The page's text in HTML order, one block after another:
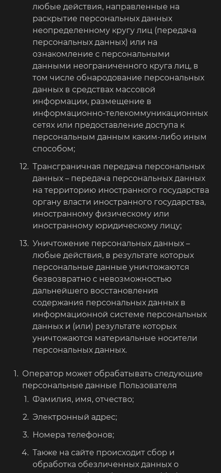
любые действия, направленные на
раскрытие персональных данных
неопределенному кругу лиц (передача
персональных данных) или на
ознакомление с персональными
данными неограниченного круга лиц, в
том числе обнародование персональных
данных в средствах массовой
информации, размещение в
информационно-телекоммуникационных
сетях или предоставление доступа к
персональным данным каким-либо иным
способом;
Трансграничная передача персональных
данных – передача персональных данных
на территорию иностранного государства
органу власти иностранного государства,
иностранному физическому или
иностранному юридическому лицу;
Уничтожение персональных данных –
любые действия, в результате которых
персональные данные уничтожаются
безвозвратно с невозможностью
дальнейшего восстановления
содержания персональных данных в
информационной системе персональных
данных и (или) результате которых
уничтожаются материальные носители
персональных данных.
Оператор может обрабатывать следующие
персональные данные Пользователя
Фамилия, имя, отчество;
Электронный адрес;
Номера телефонов;
Также на сайте происходит сбор и
обработка обезличенных данных о